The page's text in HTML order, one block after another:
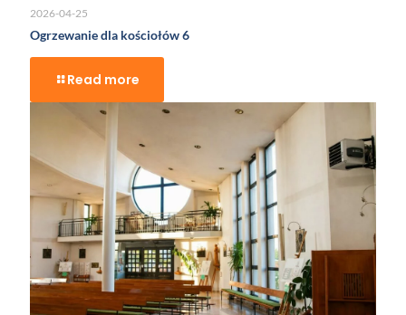
2026-04-25
Ogrzewanie dla kościołów 6
Read more